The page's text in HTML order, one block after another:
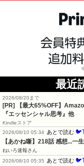
最近
2026/08/20まで
[PR]
【最大65%OFF】
『エッセンシャル思考』他
Kindleストア
2026/08/10 05:34 あとで読む
【あかね噺】218話 感想...一
ねいろ速報さん
2026/08/10 05:35
あとで読む